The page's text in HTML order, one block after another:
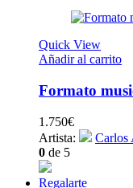
Quick View
Añadir al carrito
Formato
1.750€
Artista:
Carlos
0 de 5
Regalarte